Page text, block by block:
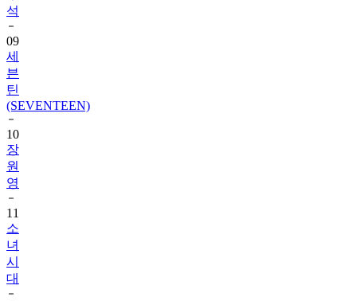
석
09
세
븐
틴
(SEVENTEEN)
10
장
원
영
11
소
녀
시
대